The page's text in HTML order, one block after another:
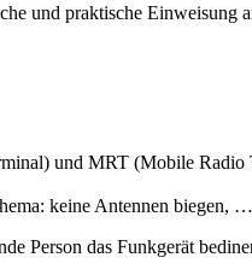
und praktische
und MRT (Mobile Radio
keine Antennen biegen, …
Person das Funkgerät